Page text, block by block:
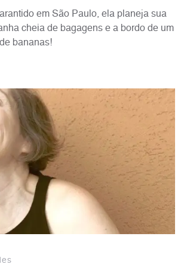
em São Paulo, ela planeja sua
cheia de bagagens e a bordo de um
bananas!